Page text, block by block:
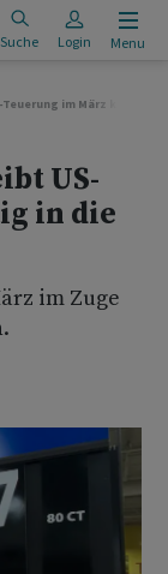
Suche Login Menu
im März kräftig in
US-
in die
im Zuge